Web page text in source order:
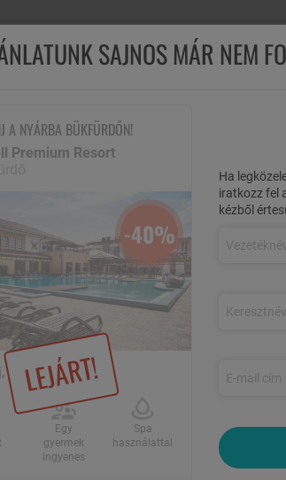
Premium Resort
félpanziós ellátással, 2.000 m2 ZEN
használatával
SAJNOS MÁR NEM
LEJÁRT!
A NYÁRBA BÜKFÜRDŐN!
Premium Resort
-40%
félpanzióval
Egy
gyermek
ingyenes
Spa
használattal
Ha
iratkozz fel
kézből